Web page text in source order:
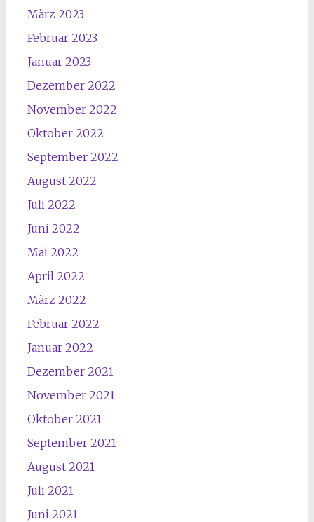
März 2023
Februar 2023
Januar 2023
Dezember 2022
November 2022
Oktober 2022
September 2022
August 2022
Juli 2022
Juni 2022
Mai 2022
April 2022
März 2022
Februar 2022
Januar 2022
Dezember 2021
November 2021
Oktober 2021
September 2021
August 2021
Juli 2021
Juni 2021